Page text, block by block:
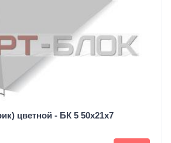
цветной - БК 5 50х21х7